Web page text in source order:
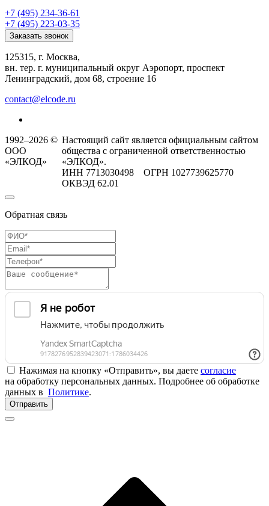
+7 (495) 234-36-61
+7 (495) 223-03-35
Заказать звонок
125315, г. Москва,
вн. тер. г. муниципальный округ Аэропорт, проспект
Ленинградский, дом 68, строение 16
contact@elcode.ru
1992–2026 ©
ООО
«ЭЛКОД»
Настоящий сайт является официальным сайтом
общества с ограниченной ответственностью
«ЭЛКОД».
ИНН 7713030498 ОГРН 1027739625770
ОКВЭД 62.01
Обратная связь
Нажимая на кнопку «Отправить», вы даете согласие
на обработку персональных данных. Подробнее об обработке
данных в Политике.
Отправить